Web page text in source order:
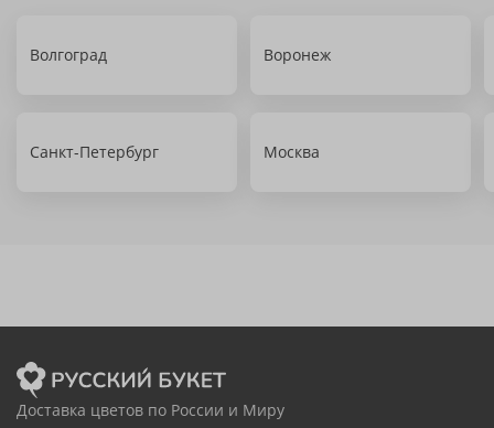
Волгоград Воронеж
Санкт-Петербург Москва
Доставка цветов по России и Миру